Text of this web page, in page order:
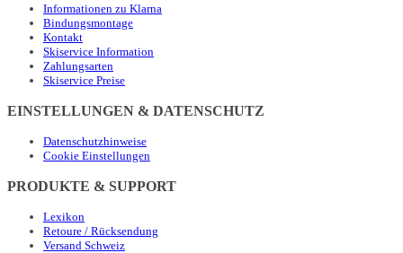
Informationen zu Klarna
Bindungsmontage
Kontakt
Skiservice Information
Zahlungsarten
Skiservice Preise
EINSTELLUNGEN & DATENSCHUTZ
Datenschutzhinweise
Cookie Einstellungen
PRODUKTE & SUPPORT
Lexikon
Retoure / Rücksendung
Versand Schweiz